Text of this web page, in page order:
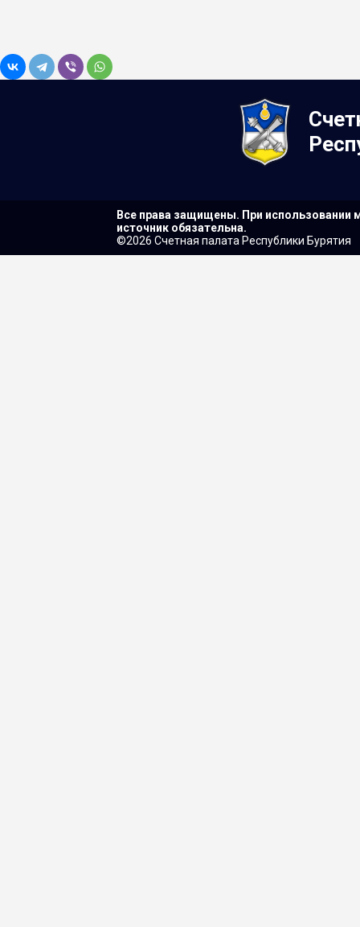
Все права защищены. При использовании
источник обязательна.
©2026 Счетная палата Республики Бурятия